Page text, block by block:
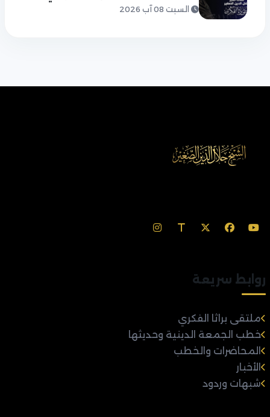
السبت 08 آب 2026
روابط سريعة
ملتقى براثا الفكري
خطب الجمعة الدينية وحديثها
المحاضرات والخطب
الأخبار
شبهات وردود